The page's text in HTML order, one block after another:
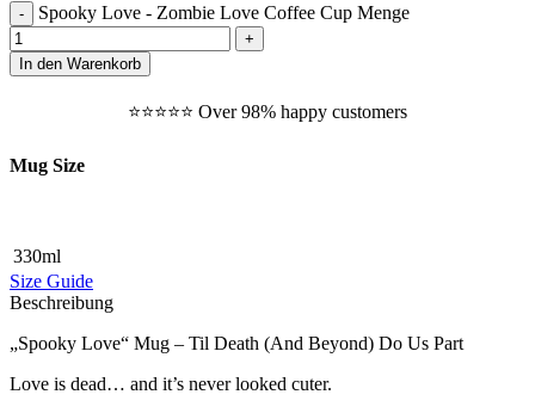
Spooky Love - Zombie Love Coffee Cup Menge
In den Warenkorb
⭐️⭐️⭐️⭐️⭐️ Over 98% happy customers
Mug Size
330ml
Size Guide
Beschreibung
„Spooky Love“ Mug – Til Death (And Beyond) Do Us Part
Love is dead… and it’s never looked cuter.